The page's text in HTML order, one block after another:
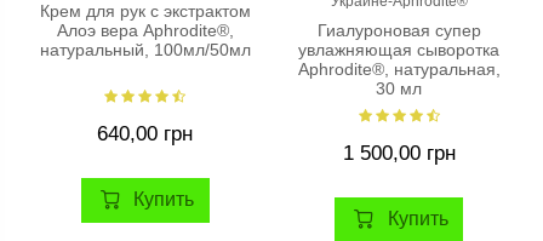
Крем для рук с экстрактом
Алоэ вера Aphrodite®,
натуральный, 100мл/50мл
640,00 грн
Купить
Гиалуроновая супер
увлажняющая сыворотка
Aphrodite®, натуральная,
30 мл
1 500,00 грн
Купить